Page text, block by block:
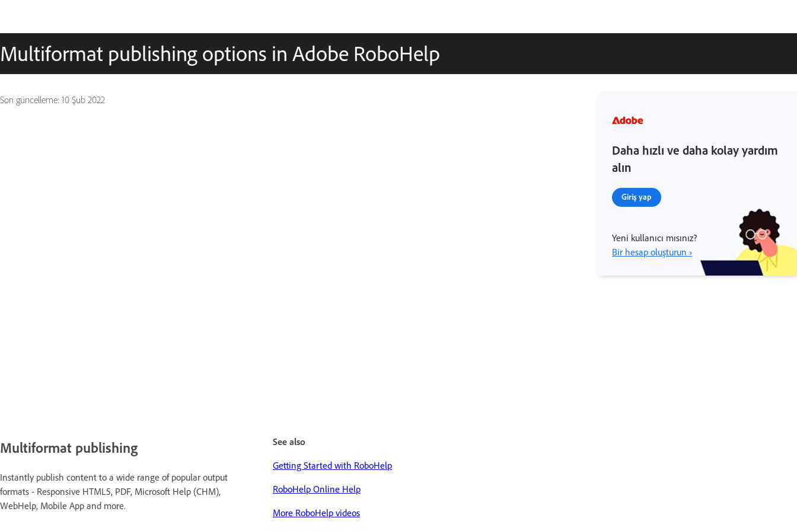
Multiformat publishing options in Adobe RoboHelp
Son güncelleme: 10 Şub 2022
Multiformat publishing
Instantly publish content to a wide range of popular output
formats - Responsive HTML5, PDF, Microsoft Help (CHM),
WebHelp, Mobile App and more.
See also
Getting Started with RoboHelp
RoboHelp Online Help
More RoboHelp videos
Daha hızlı ve daha kolay yardım
alın
Giriş yap
Yeni kullanıcı mısınız?
Bir hesap oluşturun ›